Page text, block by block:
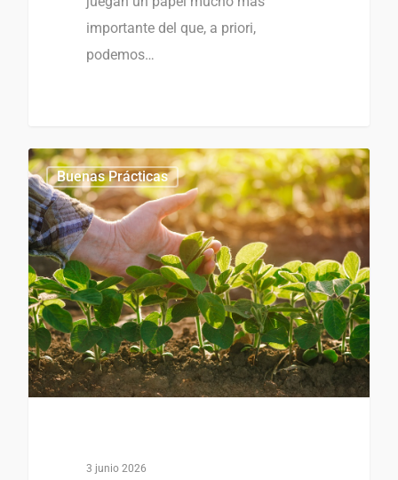
importante del que, a priori,
podemos…
Buenas Prácticas
3 junio 2026